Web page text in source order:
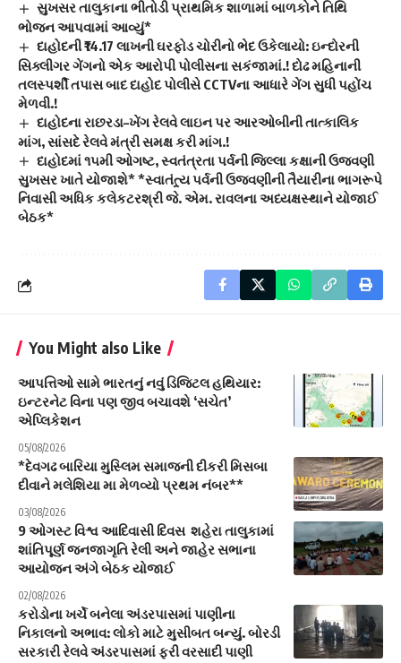
સુખસર તાલુકાના ભીતોડી પ્રાથમિક શાળામાં બાળકોને તિથિ
ભોજન આપવામાં આવ્યું*
દાહોદની ₹14.17 લાખની ઘરફોડ ચોરીનો ભેદ ઉકેલાયો: ઇન્દોરની
સિક્લીગર ગેંગનો એક આરોપી પોલીસના સકંજામાં.! દોઢ મહિનાની
તલસ્પર્શી તપાસ બાદ દાહોદ પોલીસે CCTVના આધારે ગેંગ સુધી પહોંચ
મેળવી.!
દાહોદના રાછરડા–ખેંગ રેલવે લાઇન પર આરઓબીની તાત્કાલિક
માંગ, સાંસદે રેલવે મંત્રી સમક્ષ કરી માંગ.!
દાહોદમાં ૧૫મી ઓગષ્ટ, સ્વતંત્રતા પર્વની જિલ્લા કક્ષાની ઉજવણી
સુખસર ખાતે યોજાશે* *સ્વાતંત્ર્ય પર્વની ઉજવણીની તૈયારીના ભાગરૂપે
નિવાસી અધિક કલેકટરશ્રી જે. એમ. રાવલના અધ્યક્ષસ્થાને યોજાઈ
બેઠક*
You Might also Like
આપત્તિઓ સામે ભારતનું નવું ડિજિટલ હથિયાર:
ઇન્ટરનેટ વિના પણ જીવ બચાવશે ‘સચેત’
એપ્લિકેશન
05/08/2026
*દેવગઢ બારિયા મુસ્લિમ સમાજની દીકરી મિસબા
દીવાને મલેશિયા મા મેળવ્યો પ્રથમ નંબર**
03/08/2026
9 ઓગસ્ટ વિશ્વ આદિવાસી દિવસ શહેરા તાલુકામાં
શાંતિપૂર્ણ જનજાગૃતિ રેલી અને જાહેર સભાના
આયોજન અંગે બેઠક યોજાઈ
02/08/2026
કરોડોના ખર્ચે બનેલા અંડરપાસમાં પાણીના
નિકાલનો અભાવ: લોકો માટે મુસીબત બન્યું. બોરડી
સરકારી રેલવે અંડરપાસમાં ફરી વરસાદી પાણી